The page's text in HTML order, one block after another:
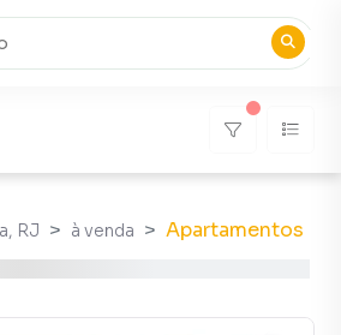
RJ à venda Apartamentos